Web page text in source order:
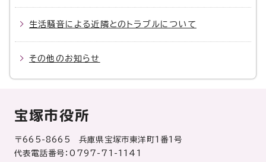
生活騒音による近隣とのトラブルについて
その他のお知らせ
宝塚市役所
〒665-8665 兵庫県宝塚市東洋町1番1号
代表電話番号：0797-71-1141